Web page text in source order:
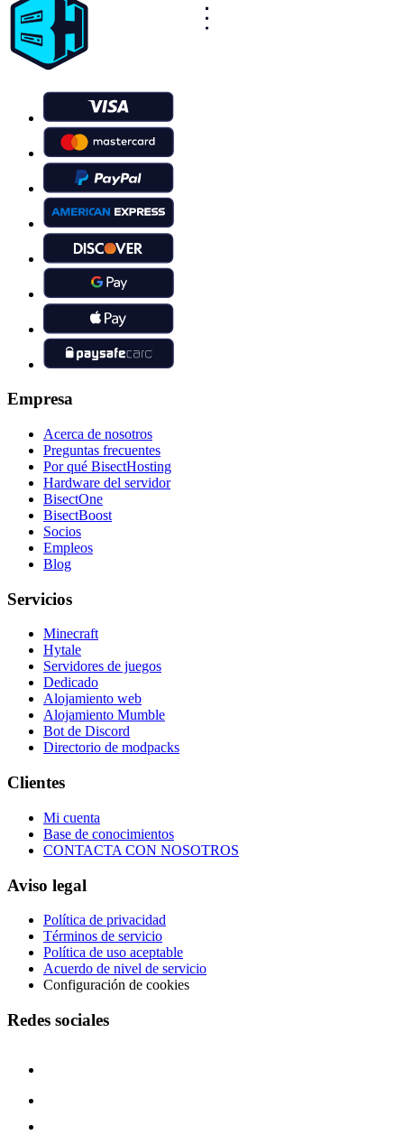
Empresa
Acerca de nosotros
Preguntas frecuentes
Por qué BisectHosting
Hardware del servidor
BisectOne
BisectBoost
Socios
Empleos
Blog
Servicios
Minecraft
Hytale
Servidores de juegos
Dedicado
Alojamiento web
Alojamiento Mumble
Bot de Discord
Directorio de modpacks
Clientes
Mi cuenta
Base de conocimientos
CONTACTA CON NOSOTROS
Aviso legal
Política de privacidad
Términos de servicio
Política de uso aceptable
Acuerdo de nivel de servicio
Configuración de cookies
Redes sociales